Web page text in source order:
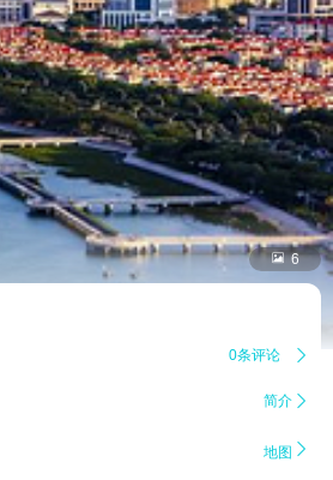
 6
0条评论 
简介 
地图 